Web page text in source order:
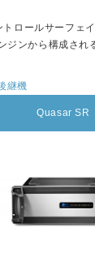
ロールサーフェ
ジンから構成され
継機
Quasar SR